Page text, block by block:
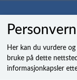
Personvern
Her kan du vurdere
bruke på dette
informasjonkapsler